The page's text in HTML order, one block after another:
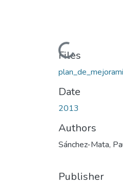
Loading...
Files
Date
2013
Authors
Sánchez-Mata,
Publisher